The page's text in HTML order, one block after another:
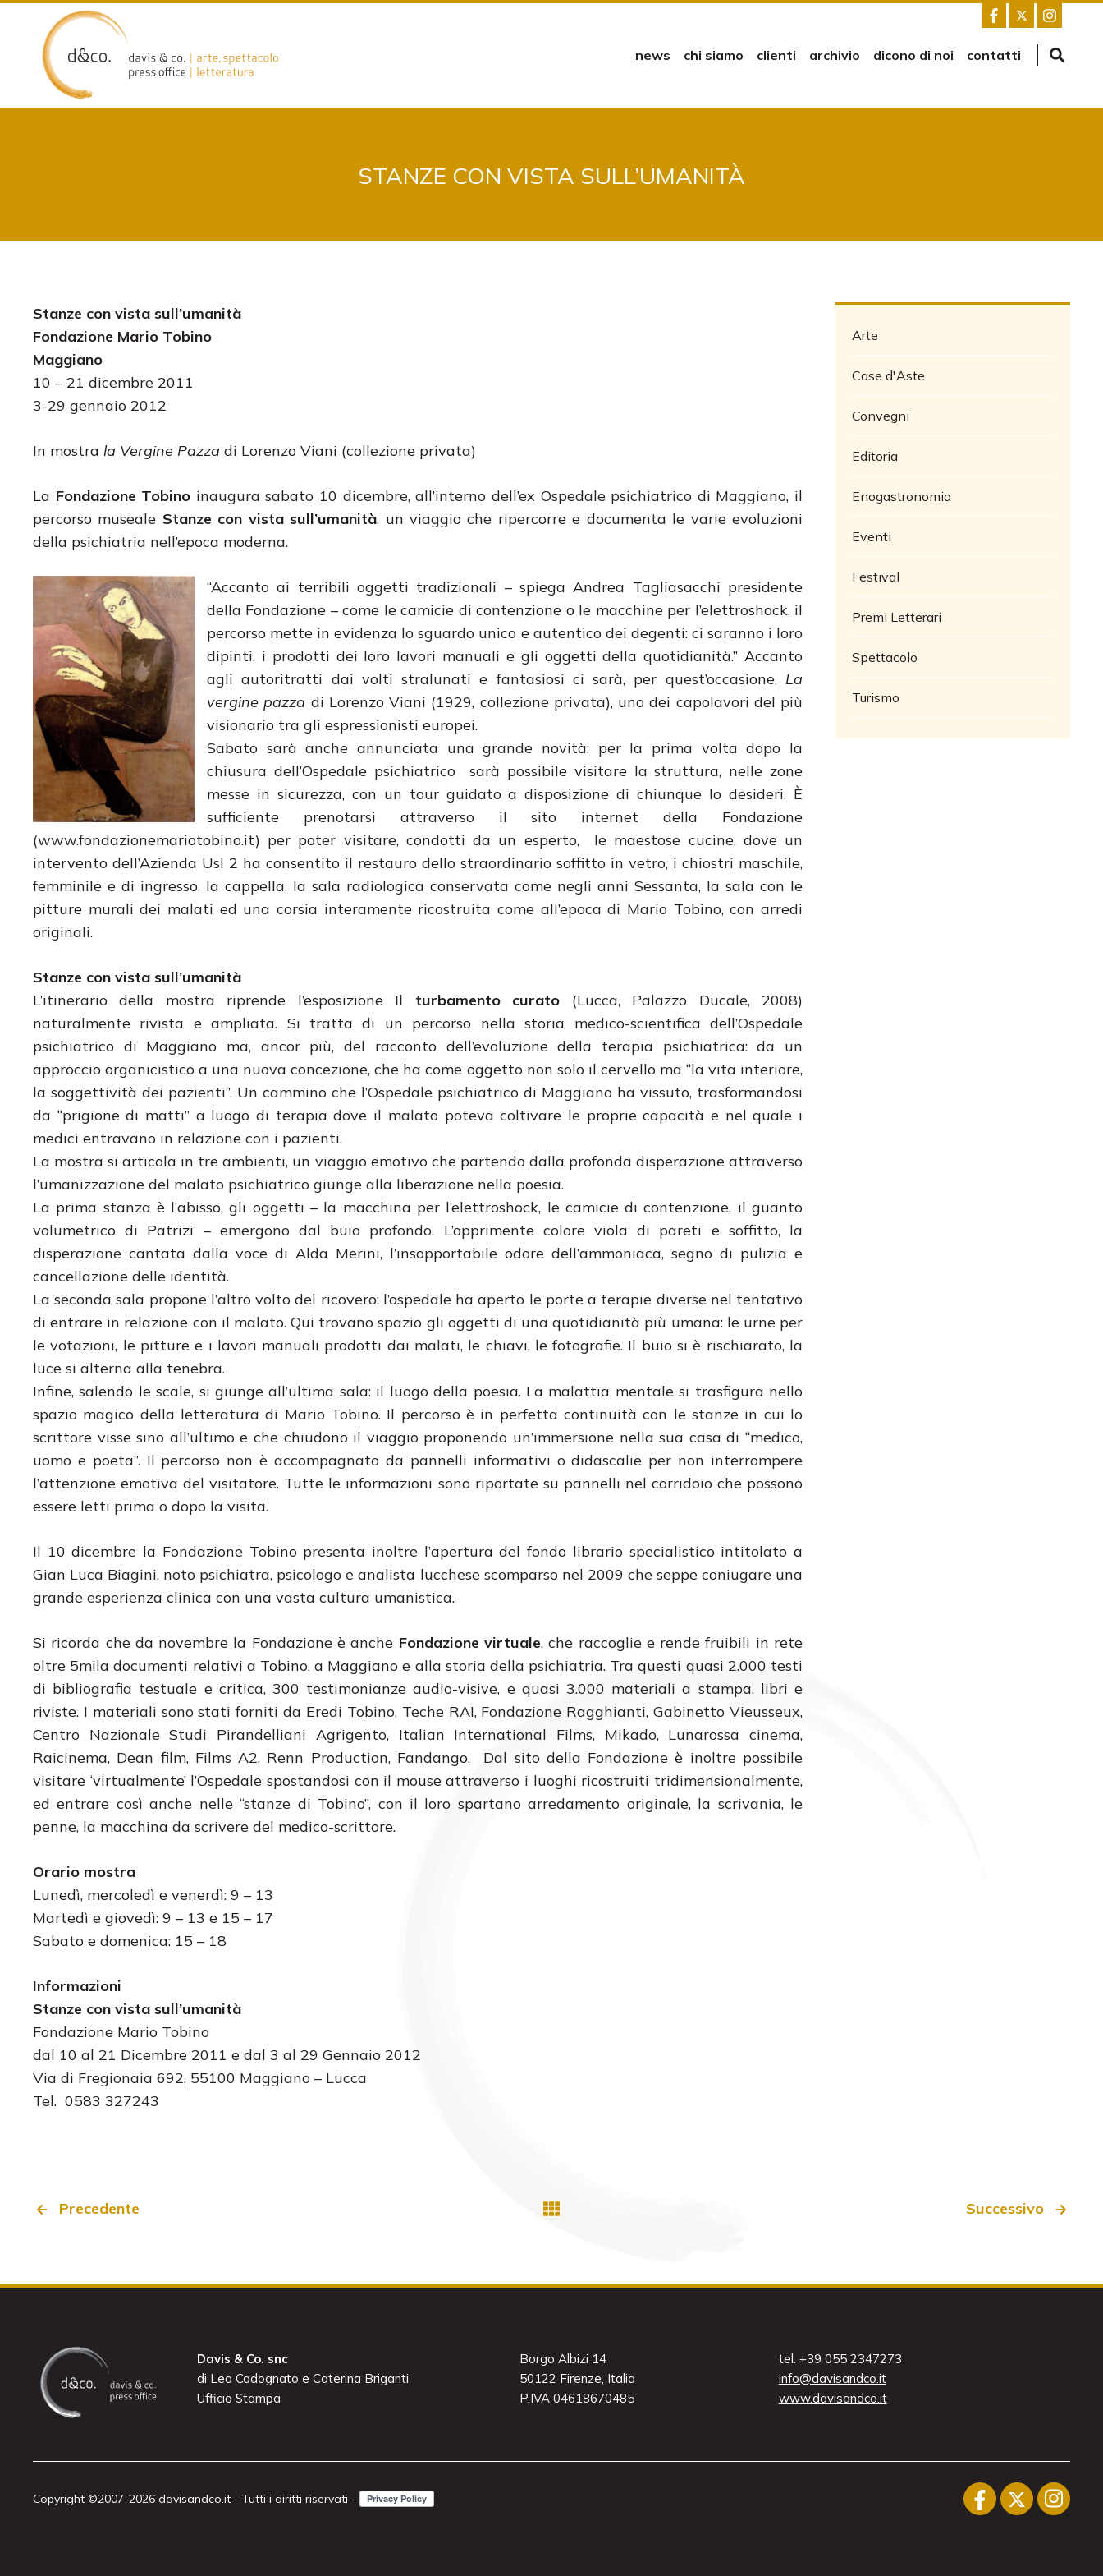
content
news chi siamo clienti archivio dicono di noi contatti
STANZE CON VISTA SULL’UMANITÀ
Stanze con vista sull’umanità
Fondazione Mario Tobino
Maggiano
10 – 21 dicembre 2011
3-29 gennaio 2012
In mostra la Vergine Pazza di Lorenzo Viani (collezione privata)
La Fondazione Tobino inaugura sabato 10 dicembre, all’interno dell’ex Ospedale psichiatrico di Maggiano, il
percorso museale Stanze con vista sull’umanità, un viaggio che ripercorre e documenta le varie evoluzioni
della psichiatria nell’epoca moderna.
“Accanto ai terribili oggetti tradizionali – spiega Andrea Tagliasacchi presidente
della Fondazione – come le camicie di contenzione o le macchine per l’elettroshock, il
percorso mette in evidenza lo sguardo unico e autentico dei degenti: ci saranno i loro
dipinti, i prodotti dei loro lavori manuali e gli oggetti della quotidianità.” Accanto
agli autoritratti dai volti stralunati e fantasiosi ci sarà, per quest’occasione, La
vergine pazza di Lorenzo Viani (1929, collezione privata), uno dei capolavori del più
visionario tra gli espressionisti europei.
Sabato sarà anche annunciata una grande novità: per la prima volta dopo la
chiusura dell’Ospedale psichiatrico sarà possibile visitare la struttura, nelle zone
messe in sicurezza, con un tour guidato a disposizione di chiunque lo desideri. È
sufficiente prenotarsi attraverso il sito internet della Fondazione
(www.fondazionemariotobino.it) per poter visitare, condotti da un esperto, le maestose cucine, dove un
intervento dell’Azienda Usl 2 ha consentito il restauro dello straordinario soffitto in vetro, i chiostri maschile,
femminile e di ingresso, la cappella, la sala radiologica conservata come negli anni Sessanta, la sala con le
pitture murali dei malati ed una corsia interamente ricostruita come all’epoca di Mario Tobino, con arredi
originali.
Stanze con vista sull’umanità
L’itinerario della mostra riprende l’esposizione Il turbamento curato (Lucca, Palazzo Ducale, 2008)
naturalmente rivista e ampliata. Si tratta di un percorso nella storia medico-scientifica dell’Ospedale
psichiatrico di Maggiano ma, ancor più, del racconto dell’evoluzione della terapia psichiatrica: da un
approccio organicistico a una nuova concezione, che ha come oggetto non solo il cervello ma “la vita interiore,
la soggettività dei pazienti”. Un cammino che l’Ospedale psichiatrico di Maggiano ha vissuto, trasformandosi
da “prigione di matti” a luogo di terapia dove il malato poteva coltivare le proprie capacità e nel quale i
medici entravano in relazione con i pazienti.
La mostra si articola in tre ambienti, un viaggio emotivo che partendo dalla profonda disperazione attraverso
l’umanizzazione del malato psichiatrico giunge alla liberazione nella poesia.
La prima stanza è l’abisso, gli oggetti – la macchina per l’elettroshock, le camicie di contenzione, il guanto
volumetrico di Patrizi – emergono dal buio profondo. L’opprimente colore viola di pareti e soffitto, la
disperazione cantata dalla voce di Alda Merini, l’insopportabile odore dell’ammoniaca, segno di pulizia e
cancellazione delle identità.
La seconda sala propone l’altro volto del ricovero: l’ospedale ha aperto le porte a terapie diverse nel tentativo
di entrare in relazione con il malato. Qui trovano spazio gli oggetti di una quotidianità più umana: le urne per
le votazioni, le pitture e i lavori manuali prodotti dai malati, le chiavi, le fotografie. Il buio si è rischiarato, la
luce si alterna alla tenebra.
Infine, salendo le scale, si giunge all’ultima sala: il luogo della poesia. La malattia mentale si trasfigura nello
spazio magico della letteratura di Mario Tobino. Il percorso è in perfetta continuità con le stanze in cui lo
scrittore visse sino all’ultimo e che chiudono il viaggio proponendo un’immersione nella sua casa di “medico,
uomo e poeta”. Il percorso non è accompagnato da pannelli informativi o didascalie per non interrompere
l’attenzione emotiva del visitatore. Tutte le informazioni sono riportate su pannelli nel corridoio che possono
essere letti prima o dopo la visita.
Il 10 dicembre la Fondazione Tobino presenta inoltre l’apertura del fondo librario specialistico intitolato a
Gian Luca Biagini, noto psichiatra, psicologo e analista lucchese scomparso nel 2009 che seppe coniugare una
grande esperienza clinica con una vasta cultura umanistica.
Si ricorda che da novembre la Fondazione è anche Fondazione virtuale, che raccoglie e rende fruibili in rete
oltre 5mila documenti relativi a Tobino, a Maggiano e alla storia della psichiatria. Tra questi quasi 2.000 testi
di bibliografia testuale e critica, 300 testimonianze audio-visive, e quasi 3.000 materiali a stampa, libri e
riviste. I materiali sono stati forniti da Eredi Tobino, Teche RAI, Fondazione Ragghianti, Gabinetto Vieusseux,
Centro Nazionale Studi Pirandelliani Agrigento, Italian International Films, Mikado, Lunarossa cinema,
Raicinema, Dean film, Films A2, Renn Production, Fandango. Dal sito della Fondazione è inoltre possibile
visitare ‘virtualmente’ l’Ospedale spostandosi con il mouse attraverso i luoghi ricostruiti tridimensionalmente,
ed entrare così anche nelle “stanze di Tobino”, con il loro spartano arredamento originale, la scrivania, le
penne, la macchina da scrivere del medico-scrittore.
Orario mostra
Lunedì, mercoledì e venerdì: 9 – 13
Martedì e giovedì: 9 – 13 e 15 – 17
Sabato e domenica: 15 – 18
Informazioni
Stanze con vista sull’umanità
Fondazione Mario Tobino
dal 10 al 21 Dicembre 2011 e dal 3 al 29 Gennaio 2012
Via di Fregionaia 692, 55100 Maggiano – Lucca
Tel. 0583 327243
Arte
Case d'Aste
Convegni
Editoria
Enogastronomia
Eventi
Festival
Premi Letterari
Spettacolo
Turismo
Precedente Successivo
Davis & Co. snc
di Lea Codognato e Caterina Briganti
Ufficio Stampa
Borgo Albizi 14
50122 Firenze, Italia
P.IVA 04618670485
tel. +39 055 2347273
info@davisandco.it
www.davisandco.it
Copyright ©2007-2026 davisandco.it - Tutti i diritti riservati -